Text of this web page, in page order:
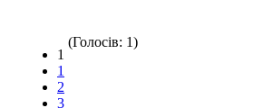
1
1
2
3
(Голосів: 1)